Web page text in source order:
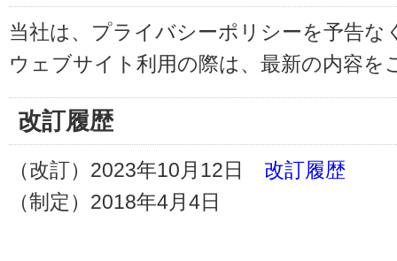
当社は、プライバシーポリシーを予告
ウェブサイト利用の際は、最新の内容を
改訂履歴
（改訂）2023年10月12日 改訂履歴
（制定）2018年4月4日